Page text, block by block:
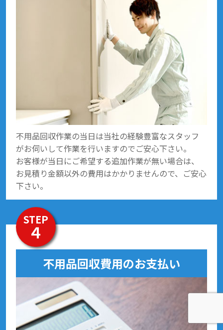
不用品回収作業の当日は当社の経験豊富なスタッフ
がお伺いして作業を行いますのでご安心下さい。
お客様が当日にご希望する追加作業が無い場合は、
お見積り金額以外の費用はかかりませんので、ご安心
下さい。
STEP
４
不用品回収費用のお支払い